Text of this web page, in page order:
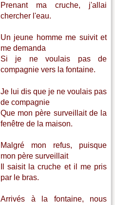
Prenant ma cruche, j'allai
chercher l'eau.
Un jeune homme me suivit et
me demanda
Si je ne voulais pas de
compagnie vers la fontaine.
Je lui dis que je ne voulais pas
de compagnie
Que mon père surveillait de la
fenêtre de la maison.
Malgré mon refus, puisque
mon père surveillait
Il saisit la cruche et il me pris
par le bras.
Arrivés à la fontaine, nous